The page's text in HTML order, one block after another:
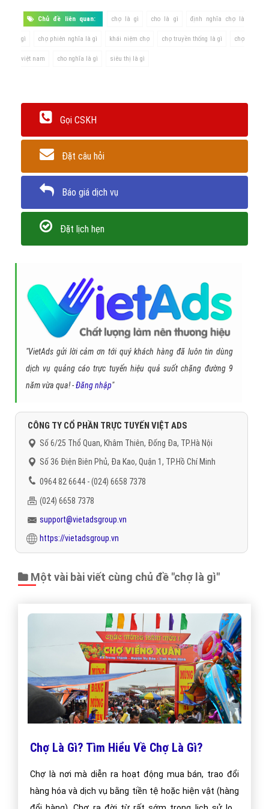
người đã sản xuất được hàng hóa nhiều hơn nhu cầu của họ, nên
phải mang nó đi trao đổi với người khác để lấy một loại hàng hóa
nào đó.
chợ phiên nghĩa là gì
việt nam
Đặt câu hỏi
Báo giá dịch vụ
Đặt lịch hẹn
"VietAds gửi lời cảm ơn tới quý khách hàng đã luôn tin dùng
dịch vụ quảng cáo trực tuyến hiệu quả suốt chặng đường 9
năm vừa qua! -Đăng nhập
CÔNG TY CỔ PHẦN TRỰC TUYẾN VIỆT ADS
0964 82 6644 - (024) 6658 7378
(024) 6658 7378
support@vietadsgroup.vn
https://vietadsgroup.vn
Một vài bài viết cùng chủ đề "chợ là gì"